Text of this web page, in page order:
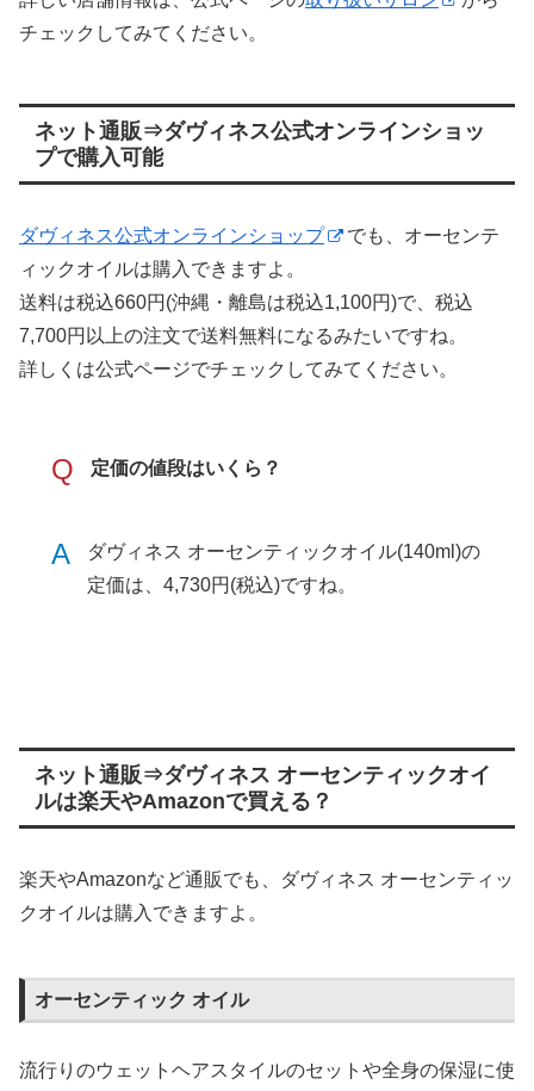
チェックしてみてください。
ネット通販⇒ダヴィネス公式オンラインショッ
プで購入可能
ダヴィネス公式オンラインショップ
でも、オーセンテ
ィックオイルは購入できますよ。
送料は税込660円(沖縄・離島は税込1,100円)で、税込
7,700円以上の注文で送料無料になるみたいですね。
詳しくは公式ページでチェックしてみてください。
Q 定価の値段はいくら？
A
ダヴィネス オーセンティックオイル(140ml)の
定価は、4,730円(税込)ですね。
ネット通販⇒ダヴィネス オーセンティックオイ
ルは楽天やAmazonで買える？
楽天やAmazonなど通販でも、ダヴィネス オーセンティッ
クオイルは購入できますよ。
オーセンティック オイル
流行りのウェットヘアスタイルのセットや全身の保湿に使